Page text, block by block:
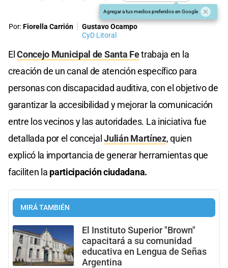
Agregar a tus medios preferidos en Google
Por:Fiorella Carrión
Gustavo Ocampo
CyD Litoral
ElConcejo Municipal de Santa Fetrabaja en la
creación de un canal de atención específico para
personas con discapacidad auditiva, con el objetivo de
garantizar la accesibilidad y mejorar la comunicación
entre los vecinos y las autoridades. La iniciativa fue
detallada por el concejalJulián Martínez, quien
explicó la importancia de generar herramientas que
faciliten la participación ciudadana.
MIRÁ TAMBIÉN
El Instituto Superior "Brown"
capacitará a su comunidad
educativa en Lengua de Señas
Argentina